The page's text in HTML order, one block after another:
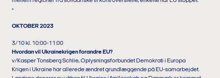
-
OKTOBER 2023
3/10 kl. 10:00-11:00
Hvordan vil Ukrainekrigen forandre EU?
v/Kasper Tonsberg Schlie, Oplysningsforbundet Demokrati i Europa
Krigen i Ukraine har allerede ændret grundlæggende på EU-samarbejdet.